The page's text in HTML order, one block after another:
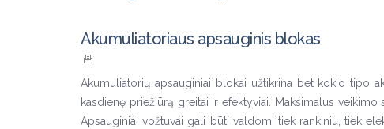
Akumuliatoriaus apsauginis blokas
Akumuliatorių apsauginiai blokai užtikrina bet kokio tipo
kasdienę priežiūrą greitai ir efektyviai. Maksimalus
Apsauginiai vožtuvai gali būti valdomi tiek rankiniu, tiek